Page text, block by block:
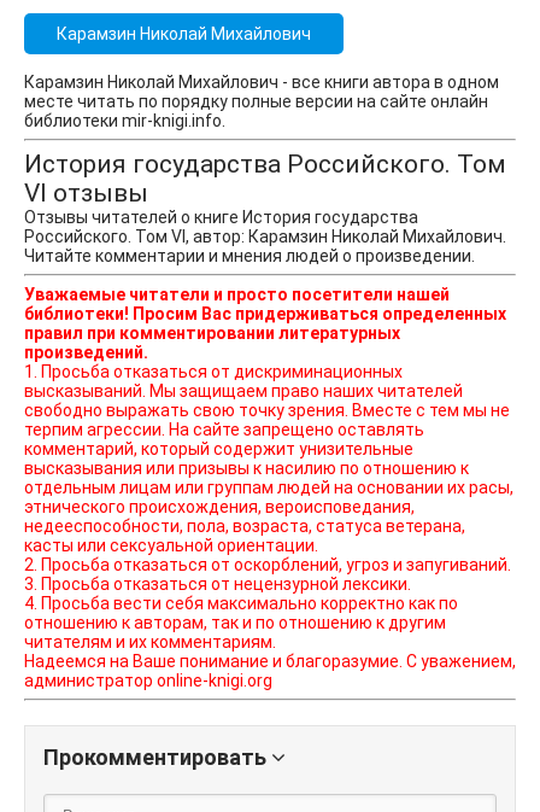
Карамзин Николай Михайлович
Карамзин Николай Михайлович - все книги автора в одном
месте читать по порядку полные версии на сайте онлайн
библиотеки mir-knigi.info.
История государства Российского. Том
VI отзывы
Отзывы читателей о книге История государства
Российского. Том VI, автор: Карамзин Николай Михайлович.
Читайте комментарии и мнения людей о произведении.
Уважаемые читатели и просто посетители нашей
библиотеки! Просим Вас придерживаться определенных
правил при комментировании литературных
произведений.
1. Просьба отказаться от дискриминационных
высказываний. Мы защищаем право наших читателей
свободно выражать свою точку зрения. Вместе с тем мы не
терпим агрессии. На сайте запрещено оставлять
комментарий, который содержит унизительные
высказывания или призывы к насилию по отношению к
отдельным лицам или группам людей на основании их расы,
этнического происхождения, вероисповедания,
недееспособности, пола, возраста, статуса ветерана,
касты или сексуальной ориентации.
2. Просьба отказаться от оскорблений, угроз и запугиваний.
3. Просьба отказаться от нецензурной лексики.
4. Просьба вести себя максимально корректно как по
отношению к авторам, так и по отношению к другим
читателям и их комментариям.
Надеемся на Ваше понимание и благоразумие. С уважением,
администратор online-knigi.org
Прокомментировать